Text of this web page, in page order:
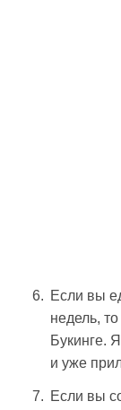
Если вы
недель,
Букинге.
и уже
Если вы